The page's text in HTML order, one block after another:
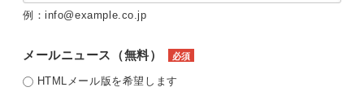
例：info@example.co.jp
メールニュース（無料） 必須
HTMLメール版を希望します